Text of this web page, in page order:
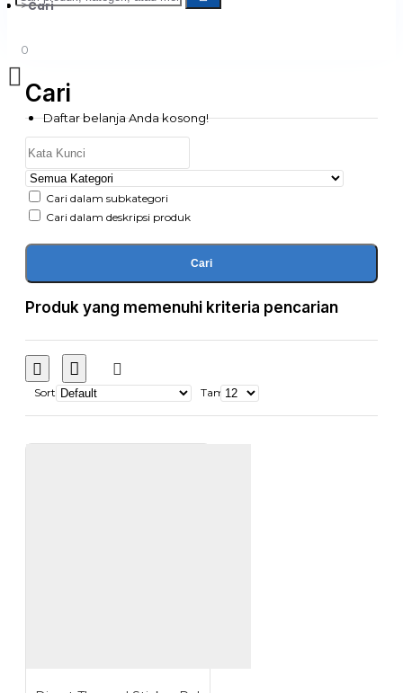
0
Daftar belanja Anda kosong!
Cari
Cari
Cari dalam subkategori
Cari dalam deskripsi produk
Cari
Produk yang memenuhi kriteria pencarian
Sort Tampilkan: